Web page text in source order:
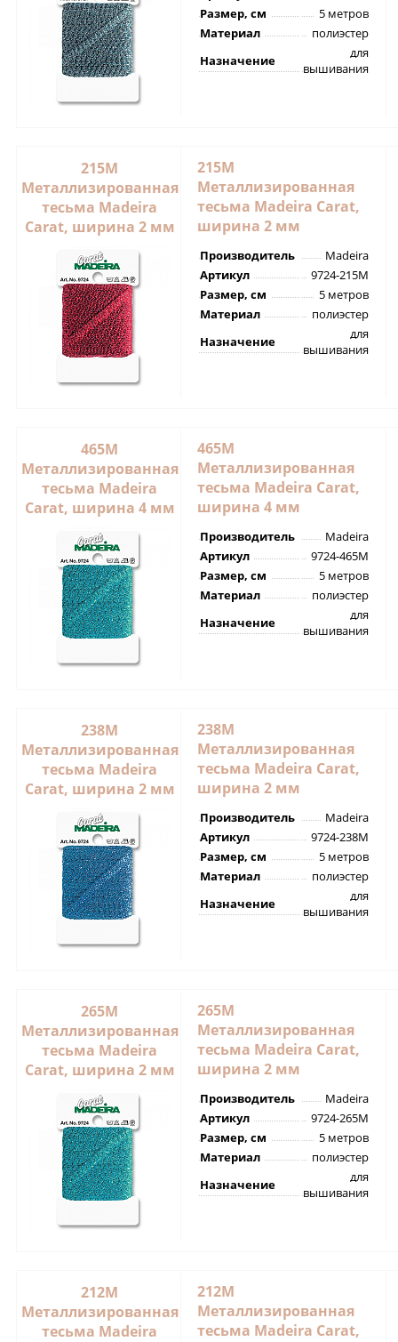
Размер, см
5 метров
Материал
полиэстер
Назначение
для
вышивания
215M
Металлизированная
тесьма Madeira
Carat, ширина 2 мм
215M
Металлизированная
тесьма Madeira Carat,
ширина 2 мм
Производитель
Madeira
Артикул
9724-215M
Размер, см
5 метров
Материал
полиэстер
Назначение
для
вышивания
465M
Металлизированная
тесьма Madeira
Carat, ширина 4 мм
465M
Металлизированная
тесьма Madeira Carat,
ширина 4 мм
Производитель
Madeira
Артикул
9724-465M
Размер, см
5 метров
Материал
полиэстер
Назначение
для
вышивания
238M
Металлизированная
тесьма Madeira
Carat, ширина 2 мм
238M
Металлизированная
тесьма Madeira Carat,
ширина 2 мм
Производитель
Madeira
Артикул
9724-238M
Размер, см
5 метров
Материал
полиэстер
Назначение
для
вышивания
265M
Металлизированная
тесьма Madeira
Carat, ширина 2 мм
265M
Металлизированная
тесьма Madeira Carat,
ширина 2 мм
Производитель
Madeira
Артикул
9724-265M
Размер, см
5 метров
Материал
полиэстер
Назначение
для
вышивания
212M
Металлизированная
тесьма Madeira
212M
Металлизированная
тесьма Madeira Carat,